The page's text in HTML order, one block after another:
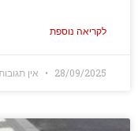
לקריאה נוספת
28/09/2025 אין